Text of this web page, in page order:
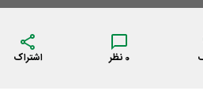
0 نظر اشتراک